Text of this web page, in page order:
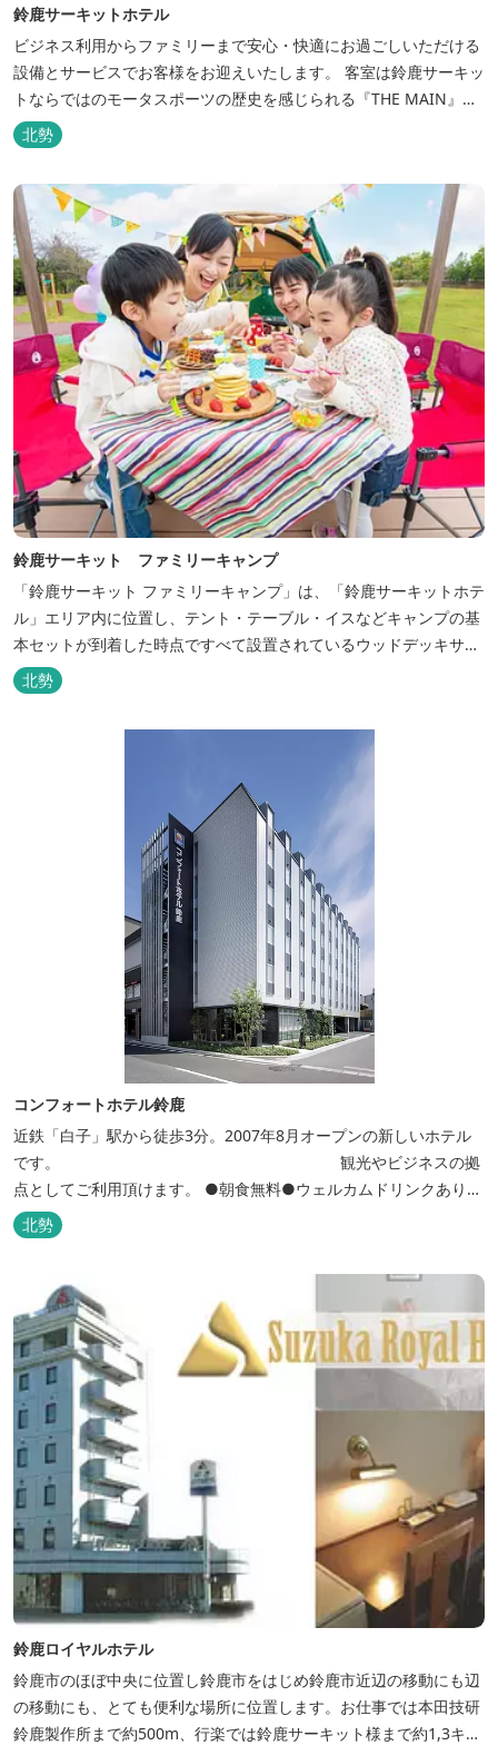
鈴鹿サーキットホテル
ビジネス利用からファミリーまで安心・快適にお過ごしいただける
設備とサービスでお客様をお迎えいたします。 客室は鈴鹿サーキッ
トならではのモータスポーツの歴史を感じられる『THE MAIN』を
はじめ、ファミリーにおすすめのキッズ・ベビーにやさしいこだわ
りの詰まった「サーキット キッズルーム」「コチラファミリールー
ム」など様々なコンセプトルームをご用意しています。 また、お子
さま連れでも安心し...
北勢
鈴鹿サーキット ファミリーキャンプ
「鈴鹿サーキット ファミリーキャンプ」は、「鈴鹿サーキットホテ
ル」エリア内に位置し、テント・テーブル・イスなどキャンプの基
本セットが到着した時点ですべて設置されているウッドデッキサイ
トの他、初めてのキャンプでも安心して楽しめる設備が整ったキャ
ンプ場です。 さらに、手ぶらでキャンプをお楽しみいただけるよう
北勢
コンフォートホテル鈴鹿
近鉄「白子」駅から徒歩3分。2007年8月オープンの新しいホテル
です。 観光やビジネスの拠
点としてご利用頂けます。 ●朝食無料●ウェルカムドリンクあり●
全館無線ＬＡＮ対応● ●バリアフリー対応のユニバーサルルームあ
り●
北勢
鈴鹿ロイヤルホテル
鈴鹿市のほぼ中央に位置し鈴鹿市をはじめ鈴鹿市近辺の移動にも辺
の移動にも、とても便利な場所に位置します。お仕事では本田技研
鈴鹿製作所まで約500m、行楽では鈴鹿サーキット様まで約1,3キ